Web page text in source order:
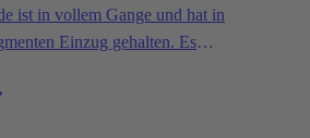
ist in vollem Gange und hat in
Einzug gehalten. Es
vor die Herausforderung